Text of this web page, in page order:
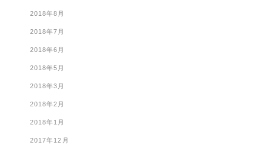
2018年8月
2018年7月
2018年6月
2018年5月
2018年3月
2018年2月
2018年1月
2017年12月